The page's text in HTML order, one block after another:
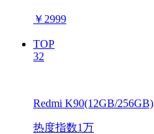
￥ 2999
TOP
32
Redmi K90(12GB/256GB)
热度指数1万